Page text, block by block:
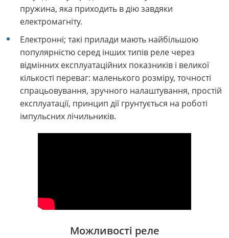
пружина, яка приходить в дію завдяки
електромагніту.
Електронні; такі прилади мають найбільшою
популярністю серед інших типів реле через
відмінних експлуатаційних показників і великої
кількості переваг: маленького розміру, точності
спрацьовування, зручного налаштування, простій
експлуатації, принцип дії грунтується на роботі
імпульсних лічильників.
Можливості реле